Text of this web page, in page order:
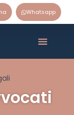
Whatsapp